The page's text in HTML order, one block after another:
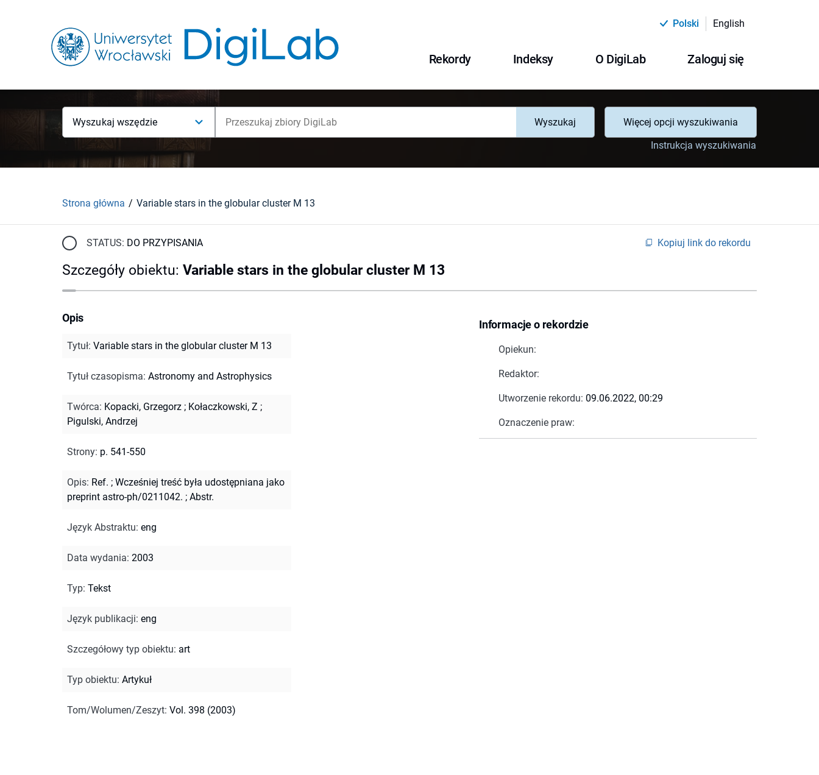
Polski English
Rekordy Indeksy O DigiLab Zaloguj się
Wyszukaj wszędzie Wyszukaj
Więcej opcji wyszukiwania
Instrukcja wyszukiwania
Strona główna Variable stars in the globular cluster M 13
STATUS: DO PRZYPISANIA Kopiuj link do rekordu
Szczegóły obiektu: Variable stars in the globular cluster M 13
Informacje o rekordzie
Opiekun:
Redaktor:
Utworzenie rekordu: 09.06.2022, 00:29
Oznaczenie praw:
Opis
Tytuł: Variable stars in the globular cluster M 13
Tytuł czasopisma: Astronomy and Astrophysics
Twórca: Kopacki, Grzegorz ; Kołaczkowski, Z ;
Pigulski, Andrzej
Strony: p. 541-550
Opis: Ref. ; Wcześniej treść była udostępniana jako
preprint astro-ph/0211042. ; Abstr.
Język Abstraktu: eng
Data wydania: 2003
Typ: Tekst
Język publikacji: eng
Szczegółowy typ obiektu: art
Typ obiektu: Artykuł
Tom/Wolumen/Zeszyt: Vol. 398 (2003)